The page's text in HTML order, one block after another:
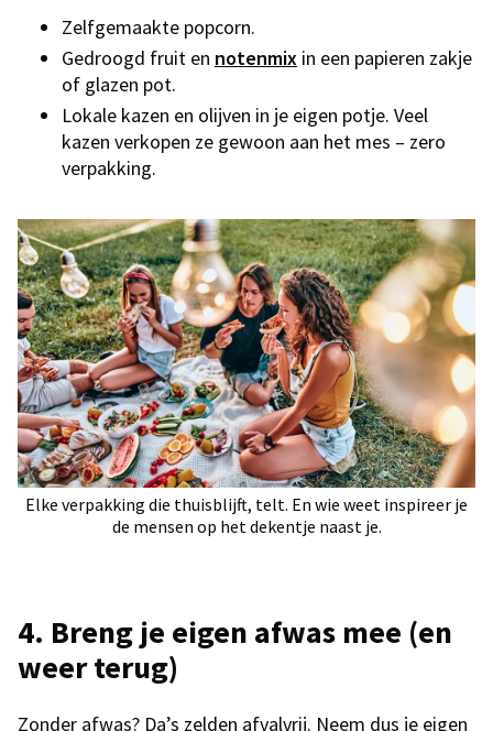
Zelfgemaakte popcorn.
Gedroogd fruit en notenmix in een papieren zakje
of glazen pot.
Lokale kazen en olijven in je eigen potje. Veel
kazen verkopen ze gewoon aan het mes – zero
verpakking.
Elke verpakking die thuisblijft, telt. En wie weet inspireer je
de mensen op het dekentje naast je.
4. Breng je eigen afwas mee (en
weer terug)
Zonder afwas? Da’s zelden afvalvrij. Neem dus je eigen